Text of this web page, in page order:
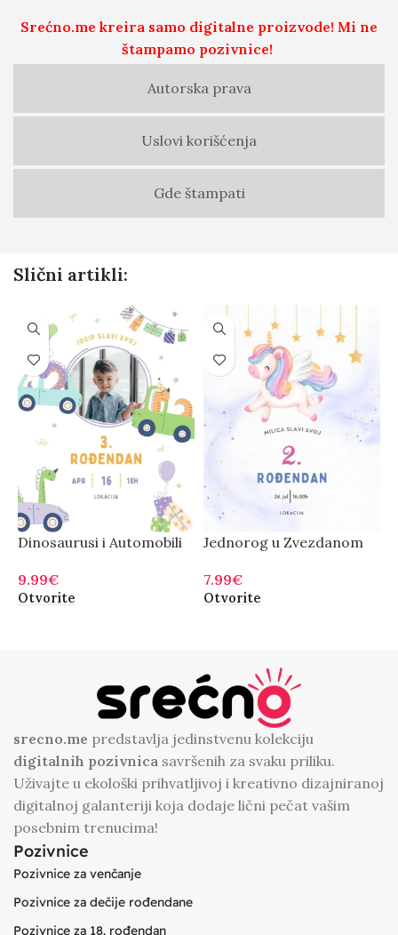
Autorska prava
Uslovi korišćenja
Gde štampati
Srećno.me kreira samo digitalne proizvode! Mi ne
štampamo pozivnice!
Slični artikli:
Dinosaurusi i Automobili
9.99€
Otvorite
Jednorog u Zvezdanom
7.99€
Otvorite
srecno.me predstavlja jedinstvenu kolekciju
digitalnih pozivnica savršenih za svaku priliku.
Uživajte u ekološki prihvatljivoj i kreativno dizajniranoj
digitalnoj galanteriji koja dodaje lični pečat vašim
posebnim trenucima!
Pozivnice
Pozivnice za venčanje
Pozivnice za dečije rođendane
Pozivnice za 18. rođendan